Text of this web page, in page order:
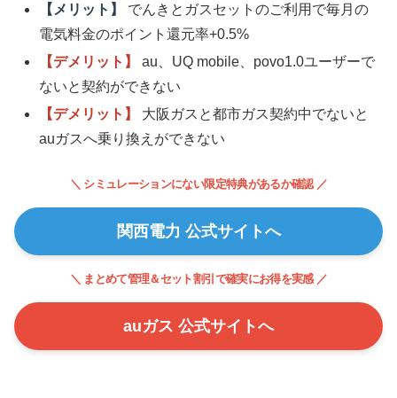
【メリット】
でんきとガスセットのご利用で毎月の
電気料金のポイント還元率+0.5%
【デメリット】
au、UQ mobile、povo1.0ユーザーで
ないと契約ができない
【デメリット】
大阪ガスと都市ガス契約中でないと
auガスへ乗り換えができない
＼ シミュレーションにない限定特典があるか確認 ／
関西電力 公式サイトへ
＼ まとめて管理＆セット割引で確実にお得を実感 ／
auガス 公式サイトへ